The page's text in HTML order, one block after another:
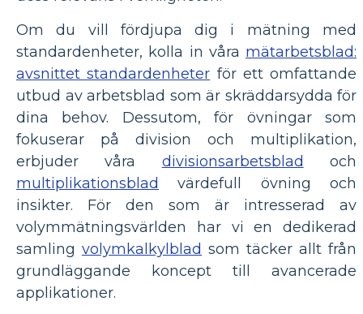
Om du vill fördjupa dig i mätning med
standardenheter, kolla in våra mätarbetsblad:
avsnittet standardenheter för ett omfattande
utbud av arbetsblad som är skräddarsydda för
dina behov. Dessutom, för övningar som
fokuserar på division och multiplikation,
erbjuder våra divisionsarbetsblad
och
multiplikationsblad
värdefull övning och
insikter. För den som är intresserad av
volymmätningsvärlden har vi en dedikerad
samling volymkalkylblad som täcker allt från
grundläggande koncept till avancerade
applikationer.